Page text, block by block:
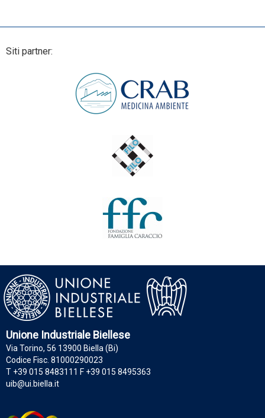
Siti partner:
Unione Industriale Biellese
Via Torino, 56 13900 Biella (Bi)
Codice Fisc. 81000290023
T +39 015 8483111 F +39 015 8495363
uib@ui.biella.it